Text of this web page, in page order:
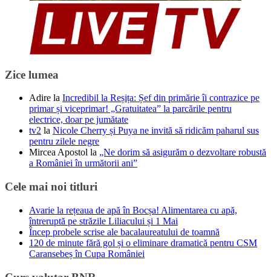
Zice lumea
Adire la Incredibil la Reșița: Șef din primărie îi contrazice pe
primar și viceprimar! „Gratuitatea” la parcările pentru
electrice, doar pe jumătate
tv2 la Nicole Cherry și Puya ne invită să ridicăm paharul sus
pentru zilele negre
Mircea Apostol la „Ne dorim să asigurăm o dezvoltare robustă
a României în următorii ani”
Cele mai noi titluri
Avarie la rețeaua de apă în Bocșa! Alimentarea cu apă,
întreruptă pe străzile Liliacului și 1 Mai
Încep probele scrise ale bacalaureatului de toamnă
120 de minute fără gol și o eliminare dramatică pentru CSM
Caransebeș în Cupa României